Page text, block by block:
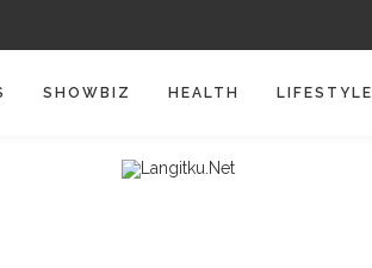
SHOWBIZ HEALTH LIFESTYLE